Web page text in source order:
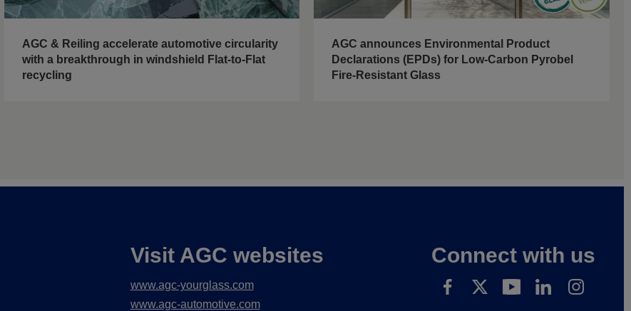
AGC & Reiling accelerate automotive circularity
with a breakthrough in windshield Flat-to-Flat
recycling
AGC announces Environmental Product
Declarations (EPDs) for Low-Carbon Pyrobel
Fire-Resistant Glass
Visit AGC websites
www.agc-yourglass.com
www.agc-automotive.com
Connect with us